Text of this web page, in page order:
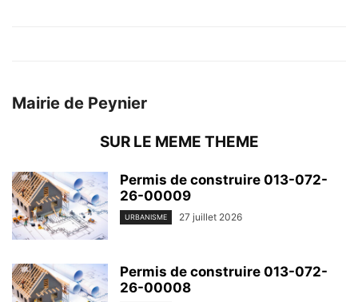
Mairie de Peynier
SUR LE MEME THEME
Permis de construire 013-072-
26-00009
URBANISME 27 juillet 2026
Permis de construire 013-072-
26-00008